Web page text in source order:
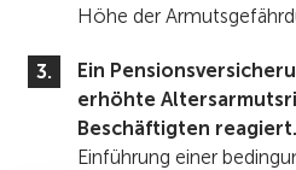
Höhe der
Ein
erhöhte
Beschäftigten reagiert.
Einführung einer